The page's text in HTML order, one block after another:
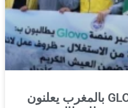
عمال منصة GLOVO بالمغرب يعلنون